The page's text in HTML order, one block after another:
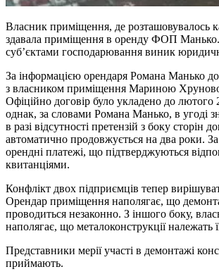
Власник приміщення, де розташовувалось
здавала приміщення в оренду ФОП
суб’єктами господарювання виник
За інформацією орендаря Романа Манько
з власником приміщення Мариною
Офіційно договір було укладено до лютого
однак, за словами Романа Манько, в угоді
в разі відсутності претензій з боку сторін
автоматично продовжується на два роки.
орендні платежі, що підтверджуються
квитанціями.
Конфлікт двох підприємців тепер
Орендар приміщення наполягає, що
проводиться незаконно. З іншого боку,
наполягає, що металоконструкції належать
Представники мерії участі в демонтажі
приймають.